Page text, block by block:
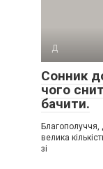
Д
Сонник
чого
бачити.
Благополуччя,
велика
зі